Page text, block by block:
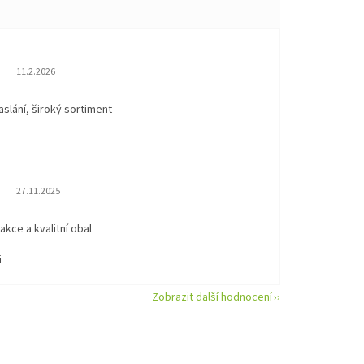
Hodnocení obchodu je 5 z 5 hvězdiček.
11.2.2026
široký sortiment
Hodnocení obchodu je 5 z 5 hvězdiček.
27.11.2025
a kvalitní obal
Zobrazit další hodnocení